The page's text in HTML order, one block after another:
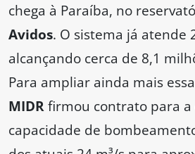
chega à Paraíba, no
Avidos. O sistema já atende
alcançando cerca de 8,1
Para ampliar ainda mais
MIDRfirmou contrato para a
capacidade de